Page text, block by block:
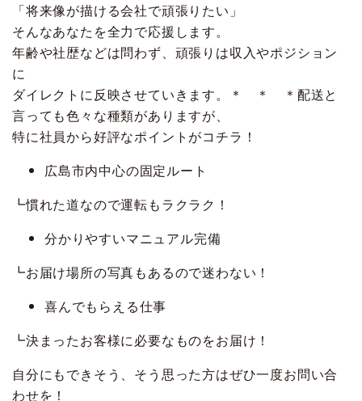
「将来像が描ける会社で頑張りたい」
そんなあなたを全力で応援します。
年齢や社歴などは問わず、頑張りは収入やポジション
に
ダイレクトに反映させていきます。＊ ＊ ＊配送と
言っても色々な種類がありますが、
特に社員から好評なポイントがコチラ！
広島市内中心の固定ルート
┗慣れた道なので運転もラクラク！
分かりやすいマニュアル完備
┗お届け場所の写真もあるので迷わない！
喜んでもらえる仕事
┗決まったお客様に必要なものをお届け！
自分にもできそう、そう思った方はぜひ一度お問い合
わせを！